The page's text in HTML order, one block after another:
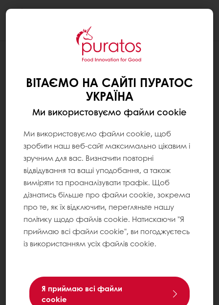
ШОКОЛАДНИЙ НАПОЛЕОН З КАКАО-
НІБСАМИ
ВІТАЄМО НА САЙТІ ПУРАТОС
УКРАЇНА
Ми використовуємо файли cookie
Ми використовуємо файли cookie, щоб
зробити наш веб-сайт максимально цікавим і
зручним для вас. Визначити повторні
відвідування та ваші уподобання, а також
виміряти та проаналізувати трафік. Щоб
дізнатись більше про файли cookie, зокрема
про те, як їх відключити, перегляньте нашу
політику щодо файлів cookie. Натискаючи "Я
приймаю всі файли cookie", ви погоджуєтесь
із використанням усіх файлів cookie.
Я приймаю всі файли
cookie